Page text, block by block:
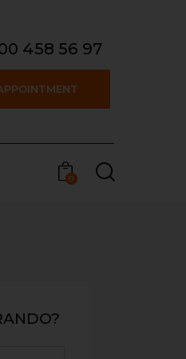
458 56 97
0